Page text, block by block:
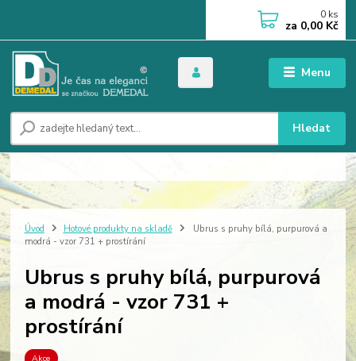
Menu
Hledat
0 ks
za 0,00 Kč
Úvod Hotové produkty na skladě
Ubrus s pruhy bílá, purpurová a
modrá - vzor 731 + prostírání
Ubrus s pruhy bílá, purpurová
a modrá - vzor 731 +
prostírání
Akce